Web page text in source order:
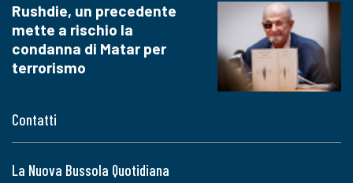
Contatti
La Nuova Bussola Quotidiana
Rushdie, un precedente
mette a rischio la
condanna di Matar per
terrorismo